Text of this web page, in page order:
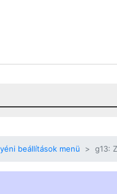
beállítások menü g13: